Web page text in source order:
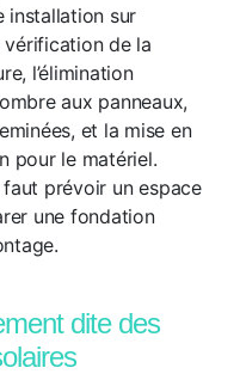
installation sur
de la
l’élimination
aux panneaux,
et la mise en
pour le matériel.
prévoir un espace
une fondation
dite des